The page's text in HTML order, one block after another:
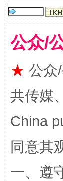
漫山遍野的
公众/
★ 公众
共传媒
China
同意其
一、遵